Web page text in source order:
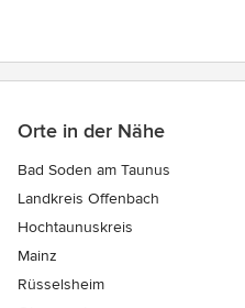
Orte in der Nähe
Bad Soden am Taunus
Landkreis Offenbach
Hochtaunuskreis
Mainz
Rüsselsheim